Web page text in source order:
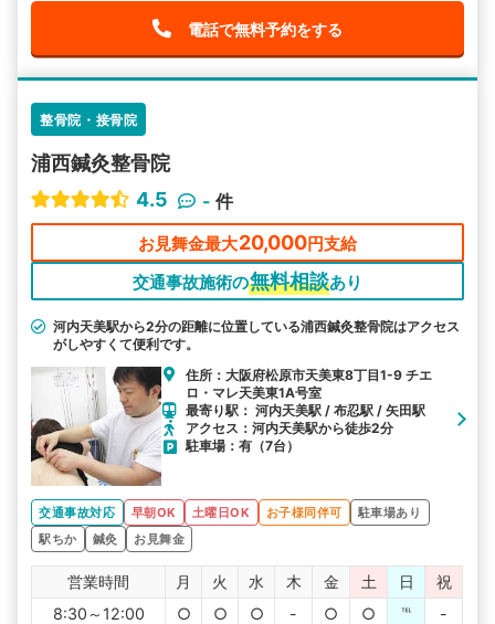
電話で無料予約をする
整骨院・接骨院
浦西鍼灸整骨院
4.5
- 件
お見舞金最大20,000円支給
交通事故施術の無料相談あり
河内天美駅から2分の距離に位置している浦西鍼灸整骨院はアクセス
がしやすくて便利です。
住所：大阪府松原市天美東8丁目1-9 チエ
ロ・マレ天美東1A号室
最寄り駅： 河内天美駅 / 布忍駅 / 矢田駅
アクセス：河内天美駅から徒歩2分
駐車場：有（7台）
交通事故対応 早朝OK 土曜日OK お子様同伴可
駐車場あり
駅ちか
鍼灸 お見舞金
営業時間 月 火 水 木 金 土 日
祝
8:30～12:00
○ ○ ○ - ○ ○ ℡
-